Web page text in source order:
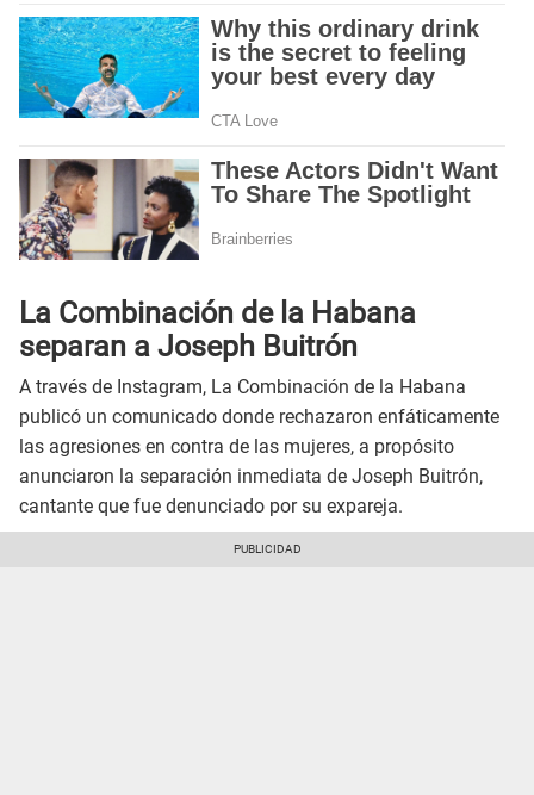
La Combinación de la Habana
separan a Joseph Buitrón
A través de Instagram, La Combinación de la Habana
publicó un comunicado donde rechazaron enfáticamente
las agresiones en contra de las mujeres, a propósito
anunciaron la separación inmediata de Joseph Buitrón,
cantante que fue denunciado por su expareja.